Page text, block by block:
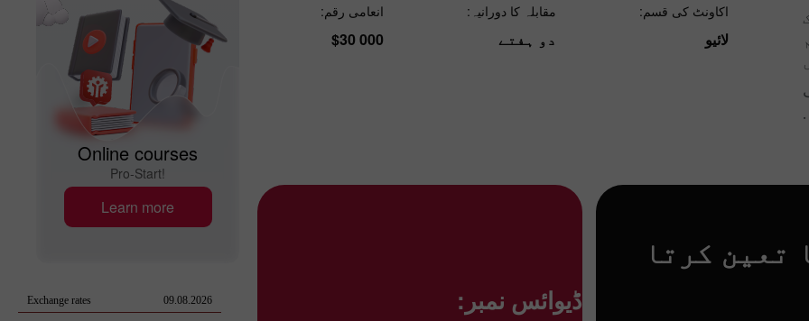
اکاونٹ کی قسم:
لائیو
مقابلہ کا دورانیہ:
دو ہفتے
انعامی رقم:
$30 000
تعین کرتا
ڈیوائس نمبر:
Online courses
Pro-Start!
Learn more